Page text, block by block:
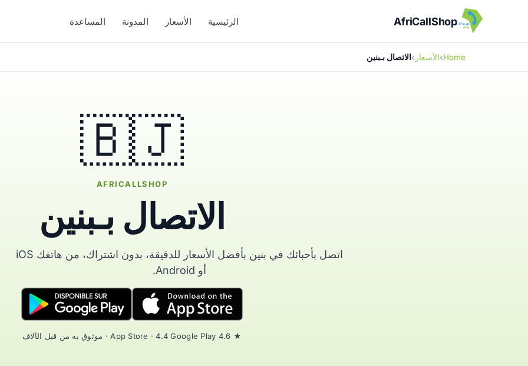
AfriCallShop الرئيسية الأسعار المدونة المساعدة
Home الأسعار الاتصال بـبنين
🇧🇯
AFRICALLSHOP
الاتصال بـبنين
اتصل بأحبائك في بنين بأفضل الأسعار للدقيقة، بدون اشتراك، من هاتفك iOS
أو Android.
★ 4.6 App Store · 4.4 Google Play · موثوق به من قبل الآلاف